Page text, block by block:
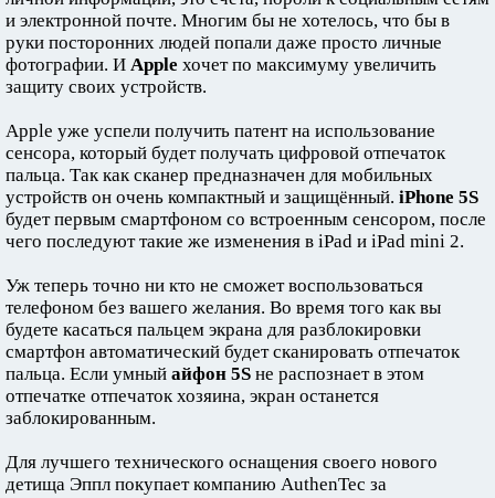
и электронной почте. Многим бы не хотелось, что бы в
руки посторонних людей попали даже просто личные
фотографии. И Apple хочет по максимуму увеличить
защиту своих устройств.
Apple уже успели получить патент на использование
сенсора, который будет получать цифровой отпечаток
пальца. Так как сканер предназначен для мобильных
устройств он очень компактный и защищённый. iPhone 5S
будет первым смартфоном со встроенным сенсором, после
чего последуют такие же изменения в iPad и iPad mini 2.
Уж теперь точно ни кто не сможет воспользоваться
телефоном без вашего желания. Во время того как вы
будете касаться пальцем экрана для разблокировки
смартфон автоматический будет сканировать отпечаток
пальца. Если умный айфон 5S не распознает в этом
отпечатке отпечаток хозяина, экран останется
заблокированным.
Для лучшего технического оснащения своего нового
детища Эппл покупает компанию AuthenTec за